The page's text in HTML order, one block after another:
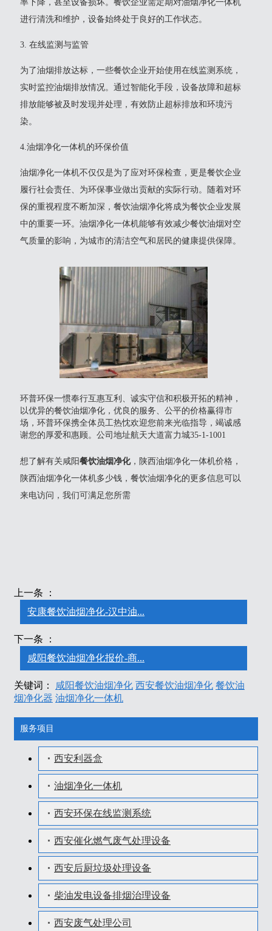
率下降，甚至设备损坏。餐饮企业需定期对油烟净化一体机
进行清洗和维护，设备始终处于良好的工作状态。
3. 在线监测与监管
为了油烟排放达标，一些餐饮企业开始使用在线监测系统，
实时监控油烟排放情况。通过智能化手段，设备故障和超标
排放能够被及时发现并处理，有效防止超标排放和环境污
染。
4.油烟净化一体机的环保价值
油烟净化一体机不仅仅是为了应对环保检查，更是餐饮企业
履行社会责任、为环保事业做出贡献的实际行动。随着对环
保的重视程度不断加深，餐饮油烟净化将成为餐饮企业发展
中的重要一环。油烟净化一体机能够有效减少餐饮油烟对空
气质量的影响，为城市的清洁空气和居民的健康提供保障。
环普环保一惯奉行互惠互利、诚实守信和积极开拓的精神，
以优异的餐饮油烟净化，优良的服务、公平的价格赢得市
场，环普环保携全体员工热忱欢迎您前来光临指导，竭诚感
谢您的厚爱和惠顾。公司地址航天大道富力城35-1-1001
想了解有关咸阳餐饮油烟净化，陕西油烟净化一体机价格，
陕西油烟净化一体机多少钱，餐饮油烟净化的更多信息可以
来电访问，我们可满足您所需
上一条 ：
安康餐饮油烟净化-汉中油...
下一条 ：
咸阳餐饮油烟净化报价-商...
关键词： 咸阳餐饮油烟净化 西安餐饮油烟净化 餐饮油
烟净化器 油烟净化一体机
服务项目
西安利器盒
油烟净化一体机
西安环保在线监测系统
西安催化燃气废气处理设备
西安后厨垃圾处理设备
柴油发电设备排烟治理设备
西安废气处理公司